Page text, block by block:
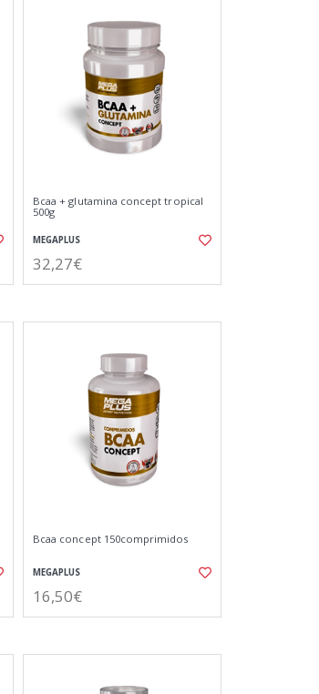
Bcaa + glutamina concept tropical
500g
MEGAPLUS
32,27€
Bcaa concept 150comprimidos
MEGAPLUS
16,50€